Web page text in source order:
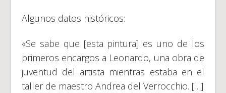
Algunos datos históricos:
«Se sabe que [esta pintura] es uno de los
primeros encargos a Leonardo, una obra de
juventud del artista mientras estaba en el
taller de maestro Andrea del Verrocchio. […]